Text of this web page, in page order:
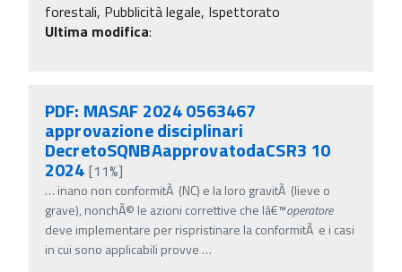
forestali, Pubblicità legale, Ispettorato
Ultima modifica:
PDF: MASAF 2024 0563467
approvazione disciplinari
DecretoSQNBAapprovatodaCSR3 10
2024 [11%]
… inano non conformitÃ (NC) e la loro gravitÃ (lieve o
grave), nonchÃ© le azioni correttive che lâ€™operatore
deve implementare per rispristinare la conformitÃ e i casi
in cui sono applicabili provve …